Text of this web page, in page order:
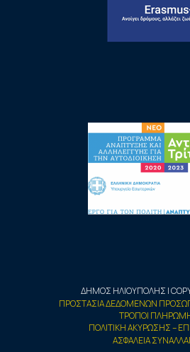
ΔΗΜΟΣ ΗΛΙΟΥΠΟΛΗΣ |
ΠΡΟΣΤΑΣΙΑ ΔΕΔΟΜΕΝΩΝ
ΤΡΟΠΟΙ
ΠΟΛΙΤΙΚΗ ΑΚΥΡΩΣΗΣ –
ΑΣΦΑΛΕΙΑ